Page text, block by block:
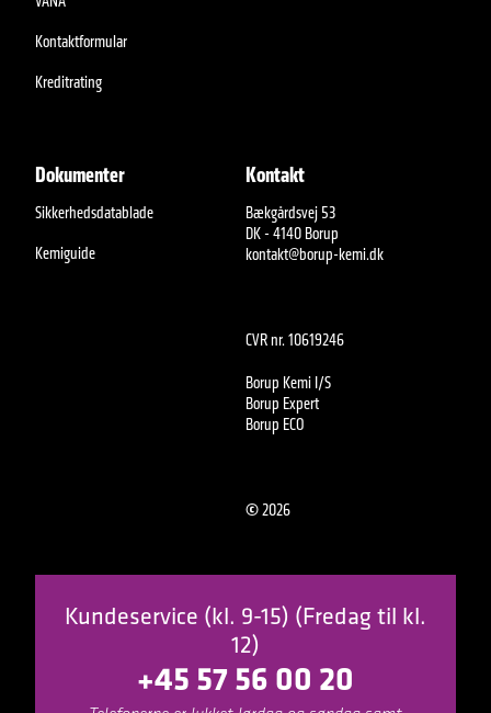
Kontaktformular
Kreditrating
Dokumenter
Sikkerhedsdatablade
Kemiguide
Kontakt
Bækgårdsvej 53
DK - 4140 Borup
kontakt@borup-kemi.dk
CVR nr. 10619246
Borup Kemi I/S
Borup Expert
Borup ECO
©2026
Kundeservice (kl. 9-15) (Fredag til kl.
12)
+45 57 56 00 20